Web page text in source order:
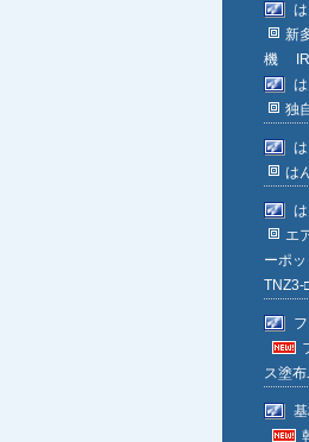
新
機
独
は
エ
ーポ
TNZ3-
ス塗